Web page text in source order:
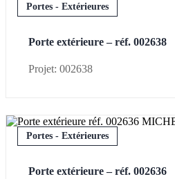
Portes - Extérieures
Porte extérieure – réf. 002638
Projet: 002638
Portes - Extérieures
Porte extérieure – réf. 002636